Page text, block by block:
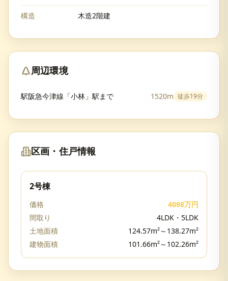
構造 木造2階建
周辺環境
駅阪急今津線「小林」駅まで 1520m 徒歩19分
区画・住戸情報
2号棟
価格
4098万円
間取り
4LDK・5LDK
土地面積
124.57m²～138.27m²
建物面積
101.66m²～102.26m²